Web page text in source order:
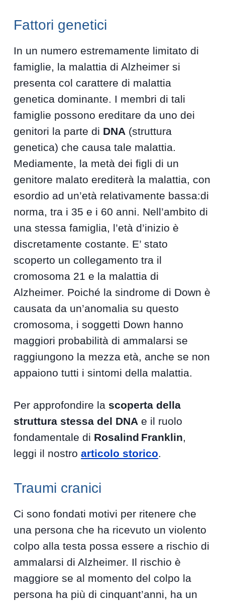
Fattori genetici
In un numero estremamente limitato di
famiglie, la malattia di Alzheimer si
presenta col carattere di malattia
genetica dominante. I membri di tali
famiglie possono ereditare da uno dei
genitori la parte di DNA (struttura
genetica) che causa tale malattia.
Mediamente, la metà dei figli di un
genitore malato erediterà la malattia, con
esordio ad un’età relativamente bassa:di
norma, tra i 35 e i 60 anni. Nell’ambito di
una stessa famiglia, l’età d’inizio è
discretamente costante. E’ stato
scoperto un collegamento tra il
cromosoma 21 e la malattia di
Alzheimer. Poiché la sindrome di Down è
causata da un’anomalia su questo
cromosoma, i soggetti Down hanno
maggiori probabilità di ammalarsi se
raggiungono la mezza età, anche se non
appaiono tutti i sintomi della malattia.
Per approfondire la scoperta della
struttura stessa del DNA e il ruolo
fondamentale di Rosalind Franklin,
leggi il nostroarticolo storico.
Traumi cranici
Ci sono fondati motivi per ritenere che
una persona che ha ricevuto un violento
colpo alla testa possa essere a rischio di
ammalarsi di Alzheimer. Il rischio è
maggiore se al momento del colpo la
persona ha più di cinquant’anni, ha un